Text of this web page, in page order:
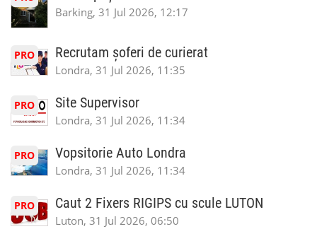
Barking, 31 Jul 2026, 12:17
PRO Recrutam șoferi de curierat
Londra, 31 Jul 2026, 11:35
PRO Site Supervisor
Londra, 31 Jul 2026, 11:34
PRO Vopsitorie Auto Londra
Londra, 31 Jul 2026, 11:34
PRO Caut 2 Fixers RIGIPS cu scule LUTON
Luton, 31 Jul 2026, 06:50